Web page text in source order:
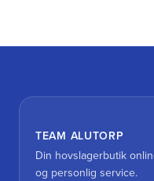
TEAM ALUTORP
Din hovslagerbutik
og personlig service.